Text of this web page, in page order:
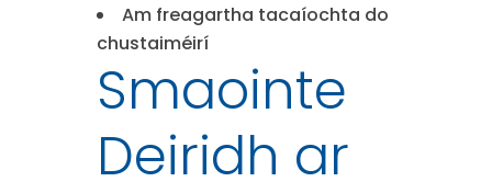
Am freagartha tacaíochta do
chustaiméirí
Smaointe
Deiridh ar